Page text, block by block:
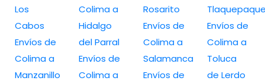
Los
Cabos
Envíos de
Colima a
Manzanillo
Colima a
Hidalgo
del Parral
Envíos de
Colima a
Rosarito
Envíos de
Colima a
Salamanca
Envíos de
Envíos de
Colima a
Toluca
de Lerdo